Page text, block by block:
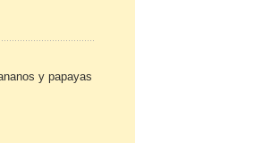
y papayas